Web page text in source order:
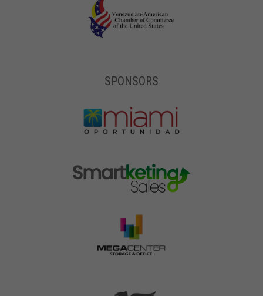
SPONSORS